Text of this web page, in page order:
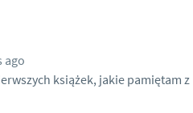
ago
książek, jakie pamiętam z